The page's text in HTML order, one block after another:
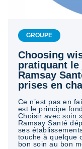
GROUPE
Choosing
pratiquant
Ramsay
prises en
Ce n’est pas en
est le principe
Choisir avec soin
Ramsay Santé
ses
touche à quelque
bon soin au bon